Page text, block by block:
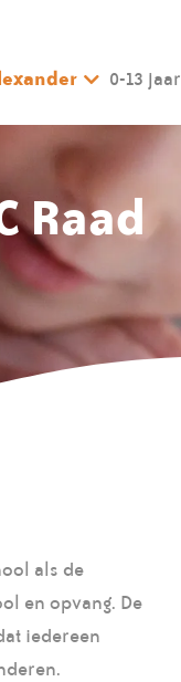
0-13 jaar
Raad
als de
en opvang. De
iedereen